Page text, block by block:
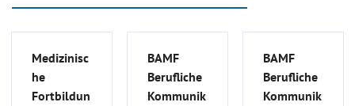
Medizinisc
he
Fortbildun
BAMF
Berufliche
Kommunik
BAMF
Berufliche
Kommunik